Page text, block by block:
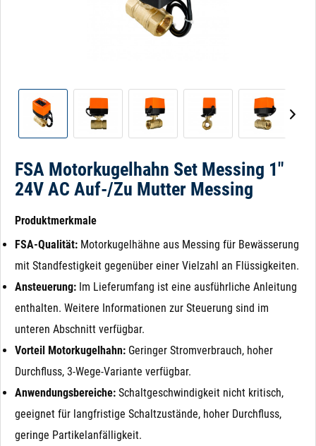
FSA Motorkugelhahn Set Messing 1"
24V AC Auf-/Zu Mutter Messing
Produktmerkmale
FSA-Qualität: Motorkugelhähne aus Messing für Bewässerung
mit Standfestigkeit gegenüber einer Vielzahl an Flüssigkeiten.
Ansteuerung: Im Lieferumfang ist eine ausführliche Anleitung
enthalten. Weitere Informationen zur Steuerung sind im
unteren Abschnitt verfügbar.
Vorteil Motorkugelhahn: Geringer Stromverbrauch, hoher
Durchfluss, 3-Wege-Variante verfügbar.
Anwendungsbereiche: Schaltgeschwindigkeit nicht kritisch,
geeignet für langfristige Schaltzustände, hoher Durchfluss,
geringe Partikelanfälligkeit.